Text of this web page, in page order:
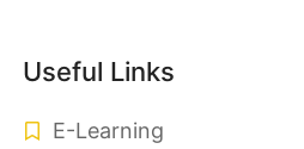
Useful Links
E-Learning